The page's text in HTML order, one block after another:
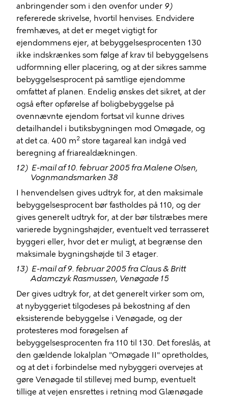
anbringender som i den ovenfor under 9)
refererede skrivelse, hvortil henvises. Endvidere
fremhæves, at det er meget vigtigt for
ejendommens ejer, at bebyggelsesprocenten 130
ikke indskrænkes som følge af krav til bebyggelsens
udformning eller placering, og at der sikres samme
bebyggelsesprocent på samtlige ejendomme
omfattet af planen. Endelig ønskes det sikret, at der
også efter opførelse af boligbebyggelse på
ovennævnte ejendom fortsat vil kunne drives
detailhandel i butiksbygningen mod Omøgade, og
at det ca. 400 m2 store tagareal kan indgå ved
beregning af friarealdækningen.
12) E-mail af 10. februar 2005 fra Malene Olsen,
Vognmandsmarken 38
I henvendelsen gives udtryk for, at den maksimale
bebyggelsesprocent bør fastholdes på 110, og der
gives generelt udtryk for, at der bør tilstræbes mere
varierede bygningshøjder, eventuelt ved terrasseret
byggeri eller, hvor det er muligt, at begrænse den
maksimale bygningshøjde til 3 etager.
13) E-mail af 9. februar 2005 fra Claus & Britt
Adamczyk Rasmussen, Venøgade 15
Der gives udtryk for, at det generelt virker som om,
at nybyggeriet tilgodeses på bekostning af den
eksisterende bebyggelse i Venøgade, og der
protesteres mod forøgelsen af
bebyggelsesprocenten fra 110 til 130. Det foreslås, at
den gældende lokalplan "Omøgade II" opretholdes,
og at det i forbindelse med nybyggeri overvejes at
gøre Venøgade til stillevej med bump, eventuelt
tillige at vejen ensrettes i retning mod Glænøgade